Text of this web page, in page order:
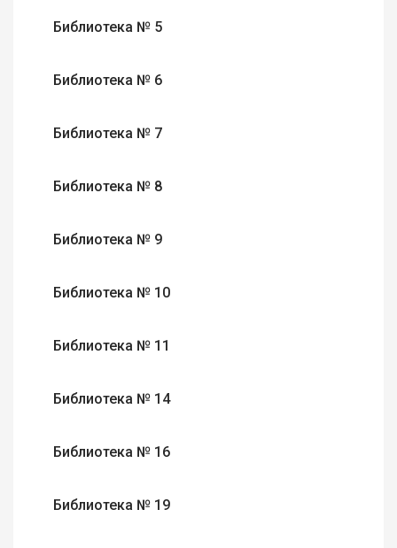
Библиотека № 5
Библиотека № 6
Библиотека № 7
Библиотека № 8
Библиотека № 9
Библиотека № 10
Библиотека № 11
Библиотека № 14
Библиотека № 16
Библиотека № 19